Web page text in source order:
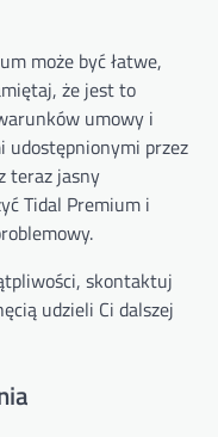
może być łatwe,
że jest to
umowy i
udostępnionymi przez
teraz jasny
Tidal Premium i
skontaktuj
udzieli Ci dalszej